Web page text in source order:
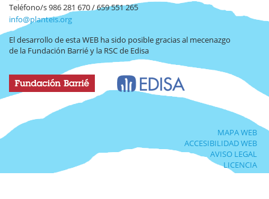
Teléfono/s 986 281 670 / 659 551 265
info@planteis.org
El desarrollo de esta WEB ha sido posible gracias al mecenazgo
de la Fundación Barrié y la RSC de Edisa
MAPA WEB
ACCESIBILIDAD WEB
AVISO LEGAL
LICENCIA